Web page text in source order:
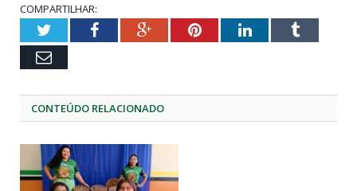
COMPARTILHAR:
TwitterFacebookGoogle+PinterestLinkedInTumblr
Email
CONTEÚDO RELACIONADO